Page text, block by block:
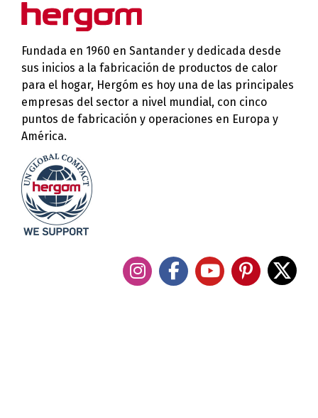
Fundada en 1960 en Santander y dedicada desde
sus inicios a la fabricación de productos de calor
para el hogar, Hergóm es hoy una de las principales
empresas del sector a nivel mundial, con cinco
puntos de fabricación y operaciones en Europa y
América.